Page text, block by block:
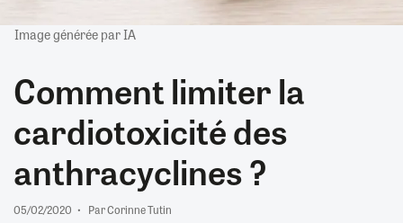
Image générée par IA
Comment limiter la
cardiotoxicité des
anthracyclines ?
05/02/2020 Par Corinne Tutin